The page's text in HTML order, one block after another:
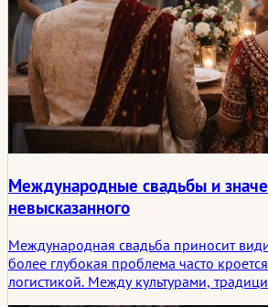
Международные свадьбы и
невысказанного
Международная свадьба приносит
более глубокая проблема часто
логистикой. Между культурами,